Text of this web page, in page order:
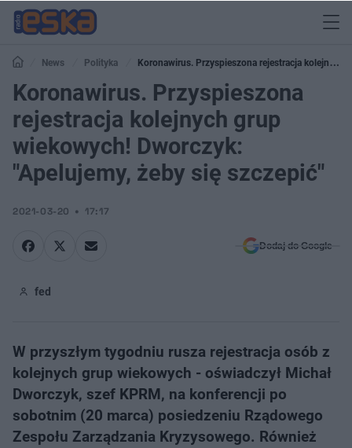
News Polityka
Koronawirus. Przyspieszona rejestracja kolejnych
grup wiekowych! Dworczyk: "Apelujemy, żeby się szczepić"
Koronawirus. Przyspieszona
rejestracja kolejnych grup
wiekowych! Dworczyk:
"Apelujemy, żeby się szczepić"
2021-03-20 17:17
Dodaj do Google
fed
W przyszłym tygodniu rusza rejestracja osób z
kolejnych grup wiekowych - oświadczył Michał
Dworczyk, szef KPRM, na konferencji po
sobotnim (20 marca) posiedzeniu Rządowego
Zespołu Zarządzania Kryzysowego. Również